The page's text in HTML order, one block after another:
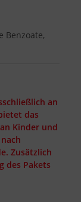
Benzoate,
an
das
Kinder und
Zusätzlich
des Pakets